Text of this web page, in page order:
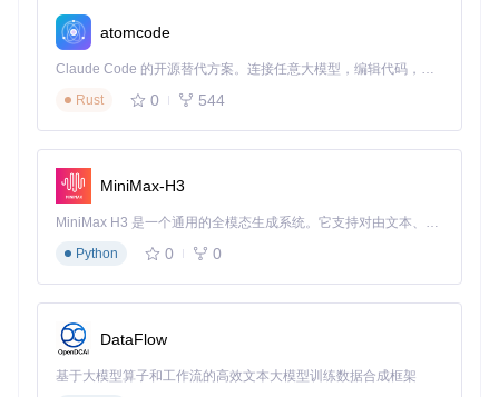
图：软件实时监控界面，显示按键触发频率与拦截状态，帮助
用户精准判断连击程度
办公场景优化
启用"智能学习"功能，自动适应输入习惯
游戏场景配置
启用"全屏检测"功能，自动切换游戏模式
WASD方向键设置35-45ms阈值
为技能快捷键配置独立参数，避免误触发
图：按键个性化配置界面，支持为不同按键设置独立阈值与响
应规则
高级应用与故障排除
atomcode
Claude Code 的开源替代方案。连接任意大模型，编辑代码，运行命令，自动验证 — 全自动执行。用 Rust 构建，极致性能。 ｜ An open-source alternative to Claude Code. Connect any LLM, edit code, run commands, and verify changes — autonomously. Built in Rust for speed. Get Started
Rust
0 544
MiniMax-H3
MiniMax H3 是一个通用的全模态生成系统。它支持对由文本、图像、视频和音频组成的多模态上下文进行统一理解，并能生成分辨率高达 2K、时长可达 15 秒的带原生立体声音频的视频。得益于面向任务泛化的系统设计，H3 在预训练阶段就已具备广泛的多模态上下文理解与生成能力，能够出色地执行复杂的多模态指令。
Python
0 0
DataFlow
基于大模型算子和工作流的高效文本大模型训练数据合成框架